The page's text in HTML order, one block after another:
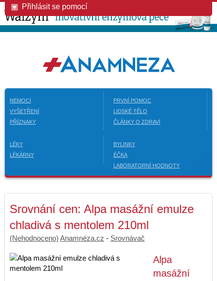
Přihlásit se pomocí
NEMOCI
VYŠETŘENÍ
PŘÍZNAKY
PRVNÍ POMOC
LIDSKÉ TĚLO
ČLÁNKY O ZDRAVÍ
LÉKY
LÉKÁRNY
BYLINKY
ÉČKA
LABORATORNÍ HODNOTY
Srovnání cen: Alpa masážní emulze
chladivá s mentolem 210ml
(Nehodnoceno) Anamnéza.cz - Srovnávač
Alpa
masážní